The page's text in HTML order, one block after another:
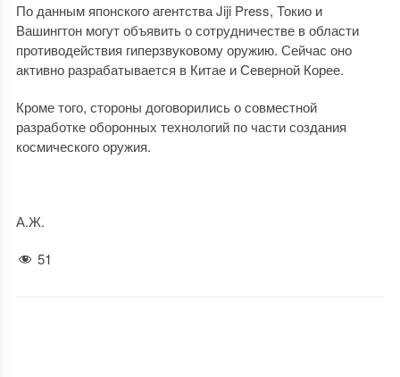
По данным японского агентства Jiji Press, Токио и
Вашингтон могут объявить о сотрудничестве в области
противодействия гиперзвуковому оружию. Сейчас оно
активно разрабатывается в Китае и Северной Корее.
Кроме того, стороны договорились о совместной
разработке оборонных технологий по части создания
космического оружия.
А.Ж.
51